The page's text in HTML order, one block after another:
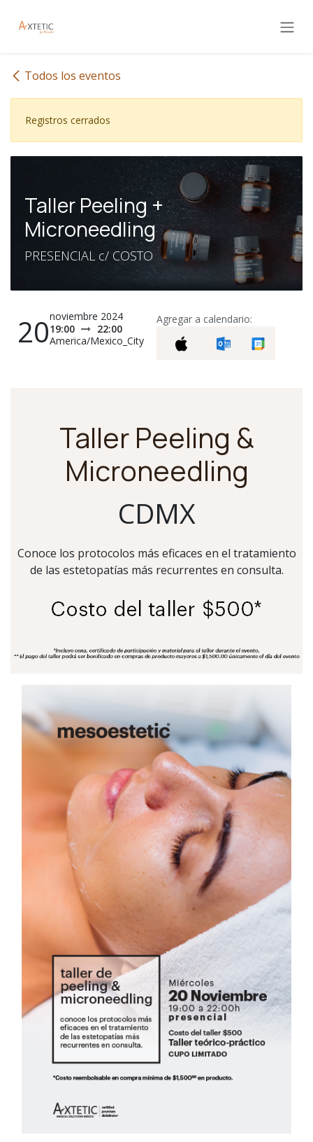
Todos los eventos
Registros cerrados
Taller Peeling +
Microneedling
PRESENCIAL c/ COSTO
20noviembre 2024
19:00
22:00
America/Mexico_City
Agregar a calendario:
Taller Peeling &
Microneedling
CDMX
Conoce los protocolos más eficaces en el tratamiento
de las estetopatías más recurrentes en consulta.